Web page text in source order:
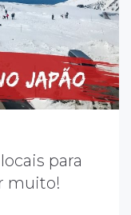
para
muito!
frio